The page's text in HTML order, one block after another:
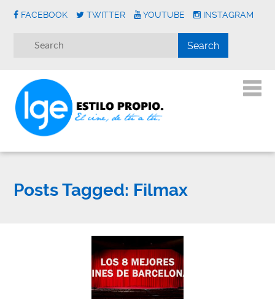
FACEBOOK TWITTER YOUTUBE INSTAGRAM
Posts Tagged: Filmax